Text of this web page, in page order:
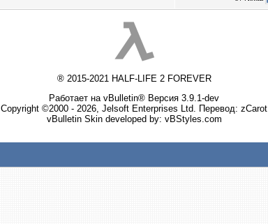
® 2015-2021 HALF-LIFE 2 FOREVER
Работает на vBulletin® Версия 3.9.1-dev
Copyright ©2000 - 2026, Jelsoft Enterprises Ltd. Перевод: zCarot
vBulletin Skin developed by: vBStyles.com